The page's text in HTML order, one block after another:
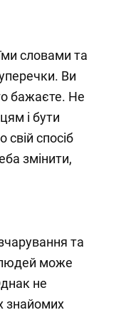
словами та
Ви
бажаєте. Не
і бути
спосіб
змінити,
та
людей може
не
знайомих